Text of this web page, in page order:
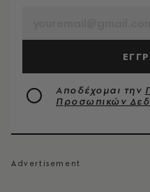
Αποδέχομαι την
Προσωπικών